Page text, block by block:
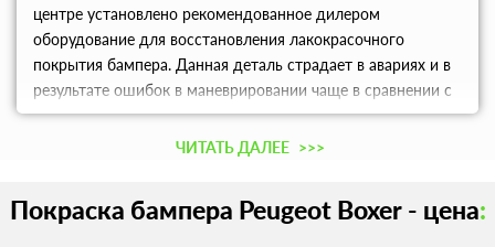
центре установлено рекомендованное дилером
оборудование для восстановления лакокрасочного
покрытия бампера. Данная деталь страдает в авариях и в
результате ошибок в маневрировании чаще в сравнении с
другими. Узнать цены, получить информацию о скидках,
записаться в сервис в Москве можно по телефону.
ЧИТАТЬ ДАЛЕЕ >>>
Покраска бампера Peugeot Boxer - цена: